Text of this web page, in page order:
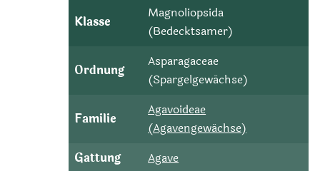
Klasse
Magnoliopsida
(Bedecktsamer)
Ordnung
Asparagaceae
(Spargelgewächse)
Familie
Agavoideae
(Agavengewächse)
Gattung
Agave